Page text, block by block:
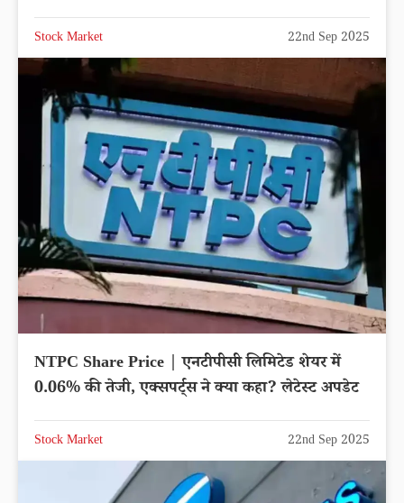
Stock Market 22nd Sep 2025
NTPC Share Price | एनटीपीसी लिमिटेड शेयर में
0.06% की तेजी, एक्सपर्ट्स ने क्या कहा? लेटेस्ट अपडेट
Stock Market 22nd Sep 2025